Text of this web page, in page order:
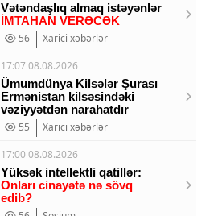
Vətəndaşlıq almaq istəyənlər
İMTAHAN VERƏCƏK
56
Xarici xəbərlər
17:07 08.08.2026
Ümumdünya Kilsələr Şurası
Ermənistan kilsəsindəki
vəziyyətdən narahatdır
55
Xarici xəbərlər
17:00 08.08.2026
Yüksək intellektli qatillər:
Onları cinayətə nə sövq
edib?